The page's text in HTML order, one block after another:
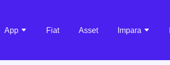
App Fiat Asset Impara